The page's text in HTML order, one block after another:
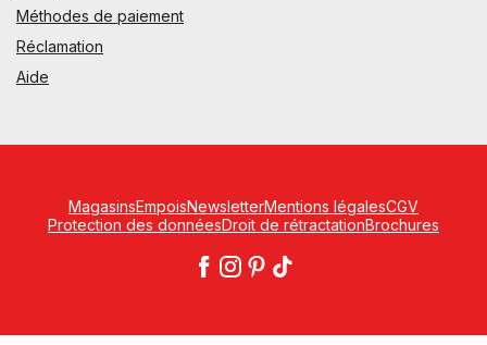
Méthodes de paiement
Réclamation
Aide
MagasinsEmpoisNewsletterMentions légalesCGV
Protection des donnéesDroit de rétractationBrochures